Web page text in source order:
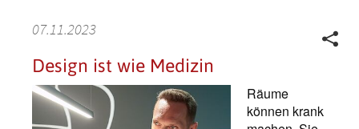
07.11.2023
Design ist wie Medizin
Räume
können krank